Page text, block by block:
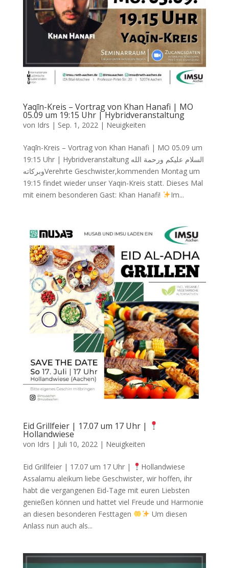
Yaqīn-Kreis – Vortrag von Khan Hanafi | MO
05.09 um 19:15 Uhr | Hybridveranstaltung
von Idrs | Sep. 1, 2022 | Neuigkeiten
Yaqīn-Kreis – Vortrag von Khan Hanafi | MO 05.09 um
19:15 Uhr | Hybridveranstaltung ‎السلام عليكم ورحمة الله
وبركاتهVerehrte Geschwister,kommenden Montag um
19:15 findet wieder unser Yaqin-Kreis statt. Dieses Mal
mit einem besonderen Gast: Khan Hanafi!
Im...
Eid Grillfeier | 17.07 um 17 Uhr |
Hollandwiese
von Idrs | Juli 10, 2022 | Neuigkeiten
Eid Grillfeier | 17.07 um 17 Uhr |
Hollandwiese
Assalamu aleikum liebe Geschwister, wir hoffen, ihr
habt die vergangenen Eid-Tage mit euren Liebsten
genießen können und hattet viel Freude und Harmonie
an diesen besonderen Festtagen
Um diesen
Anlass nun auch als...